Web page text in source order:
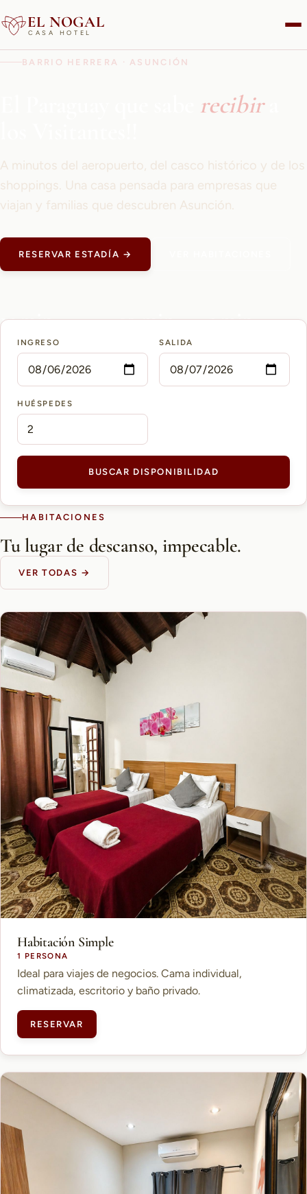
EL NOGAL
CASA HOTEL
BARRIO HERRERA · ASUNCIÓN
recibira
A minutos del aeropuerto, del casco histórico y de los
shoppings. Una casa pensada para empresas que
viajan y familias que descubren Asunción.
RESERVAR ESTADÍA →
15 min
AEROPUERTO PETTIROSSI
10 min
CASCO HISTÓRICO
5 min
INGRESO SALIDA
HUÉSPEDES
BUSCAR DISPONIBILIDAD
HABITACIONES
Tu lugar de descanso, impecable.
VER TODAS →
Habitación Simple
1 PERSONA
Ideal para viajes de negocios. Cama individual,
climatizada, escritorio y baño privado.
RESERVAR